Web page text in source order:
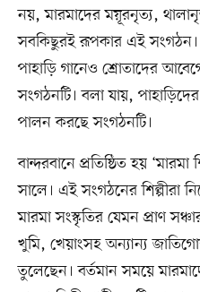
নয়, মারমাদের ময়ূরনৃত্য,
সবকিছুরই রূপকার এই সংগঠন।
পাহাড়ি গানেও শ্রোতাদের
সংগঠনটি। বলা যায়,
পালন করছে সংগঠনটি।
বান্দরবানে প্রতিষ্ঠিত হয়
সালে। এই সংগঠনের শিল্পীরা
মারমা সংস্কৃতির যেমন প্রাণ
খুমি, খেয়াংসহ অন্যান্য
তুলেছেন। বর্তমান সময়ে